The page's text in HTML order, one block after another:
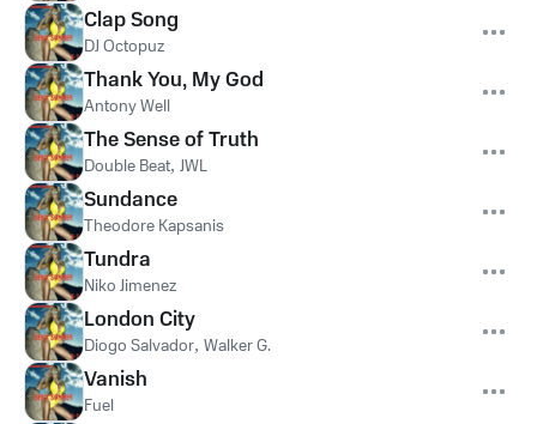
Clap Song
DJ Octopuz
Thank You, My God
Antony Well
The Sense of Truth
Double Beat, JWL
Sundance
Theodore Kapsanis
Tundra
Niko Jimenez
London City
Diogo Salvador, Walker G.
Vanish
Fuel